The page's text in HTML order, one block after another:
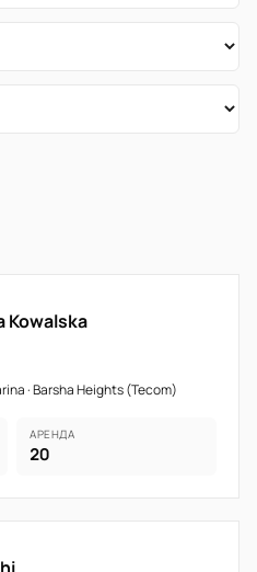
Kowalska
· Barsha Heights (Tecom)
АРЕНДА
20